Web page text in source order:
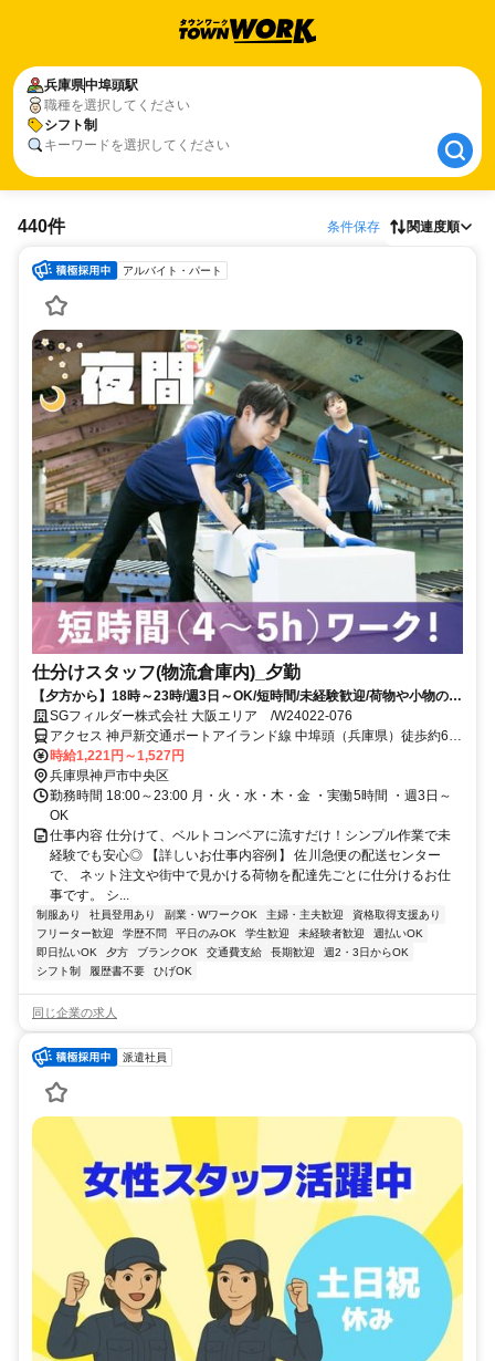
兵庫県中埠頭駅
職種を選択してください
シフト制
キーワードを選択してください
兵庫県中埠頭駅
シフト制
440件 条件保存 関連度順
アルバイト・パート
仕分けスタッフ(物流倉庫内)_夕勤
【夕方から】18時～23時/週3日～OK/短時間/未経験歓迎/荷物や小物の仕
分けSGフィルダー株式会社 大阪エリア /W24022-076
アクセス 神戸新交通ポートアイランド線 中埠頭（兵庫県）徒歩約6
分、神戸新交通ポートアイランド線 南公園南出口徒歩約7分、神戸新
交通ポートアイランド線 北埠頭徒歩約12分 中埠頭駅から徒歩5分、
北埠頭駅から徒歩11分
時給1,221円～1,527円
兵庫県神戸市中央区
勤務時間 18:00～23:00 月・火・水・木・金 ・実働5時間 ・週3日～
OK
仕事内容 仕分けて、ベルトコンベアに流すだけ！シンプル作業で未
経験でも安心◎ 【詳しいお仕事内容例】 佐川急便の配送センター
で、 ネット注文や街中で見かける荷物を配達先ごとに仕分けるお仕
事です。 シ...
制服あり 社員登用あり 副業・WワークOK 主婦・主夫歓迎
資格取得支援あり
フリーター歓迎
学歴不問 平日のみOK 学生歓迎 未経験者歓迎
週払いOK
即日払いOK
夕方 ブランクOK 交通費支給 長期歓迎
週2・3日からOK
シフト制
履歴書不要 ひげOK
同じ企業の求人
派遣社員